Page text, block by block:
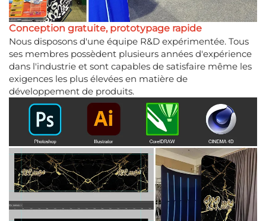
Conception gratuite, prototypage rapide
Nous disposons d'une équipe R&D expérimentée. Tous
ses membres possèdent plusieurs années d'expérience
dans l'industrie et sont capables de satisfaire même les
exigences les plus élevées en matière de
développement de produits.